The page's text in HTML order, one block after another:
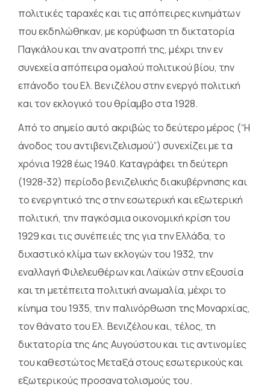
πολιτικές ταραχές και τις απόπειρες κινημάτων
που εκδηλώθηκαν, με κορύφωση τη δικτατορία
Παγκάλου και την ανατροπή της, μέχρι την εν
συνεχεία απόπειρα ομαλού πολιτικού βίου, την
επάνοδο του Ελ. Βενιζέλου στην ενεργό πολιτική
και τον εκλογικό του θρίαμβο στα 1928.
Από το σημείο αυτό ακριβώς το δεύτερο μέρος (“Η
άνοδος του αντιβενιζελισμού”) συνεχίζει με τα
χρόνια 1928 έως 1940. Καταγράφει τη δεύτερη
(1928-32) περίοδο βενιζελικής διακυβέρνησης και
το ενεργητικό της στην εσωτερική και εξωτερική
πολιτική, την παγκόσμια οικονομική κρίση του
1929 και τις συνέπειές της για την Ελλάδα, το
διχαστικό κλίμα των εκλογών του 1932, την
εναλλαγή Φιλελευθέρων και Λαϊκών στην εξουσία
και τη μετέπειτα πολιτική ανωμαλία, μέχρι το
κίνημα του 1935, την παλινόρθωση της Μοναρχίας,
τον θάνατο του Ελ. Βενιζέλου και, τέλος, τη
δικτατορία της 4ης Αυγούστου και τις αντινομίες
του καθεστώτος Μεταξά στους εσωτερικούς και
εξωτερικούς προσανατολισμούς του.